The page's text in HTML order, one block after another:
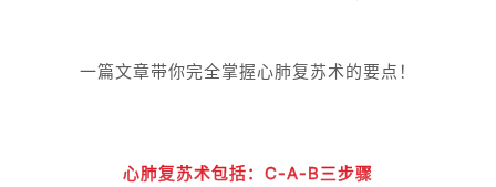
一篇文章带你完全掌握心肺复苏术的要点！
心肺复苏术包括： C-A-B三步骤